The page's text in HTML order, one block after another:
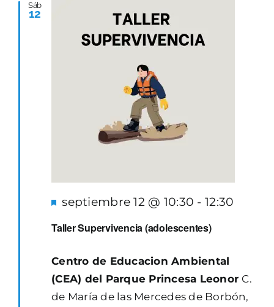
Sáb
12
Taller Supervivencia (adolescentes)
Destacado
septiembre 12 @ 10:30 -12:30
Centro de Educacion Ambiental
(CEA) del Parque Princesa Leonor C.
de María de las Mercedes de Borbón,